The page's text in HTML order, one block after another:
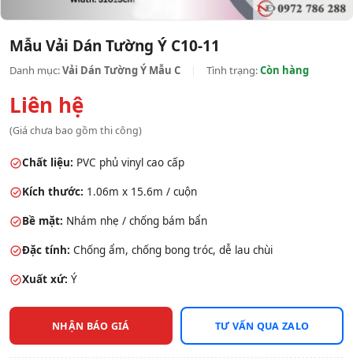
Mẫu Vải Dán Tường Ý C10-11
Danh mục:Vải Dán Tường Ý Mẫu C Tình trạng:Còn hàng
Liên hệ
(Giá chưa bao gồm thi công)
Chất liệu: PVC phủ vinyl cao cấp
Kích thước: 1.06m x 15.6m / cuộn
Bề mặt: Nhám nhẹ / chống bám bẩn
Đặc tính: Chống ẩm, chống bong tróc, dễ lau chùi
Xuất xứ: Ý
NHẬN BÁO GIÁ TƯ VẤN QUA ZALO